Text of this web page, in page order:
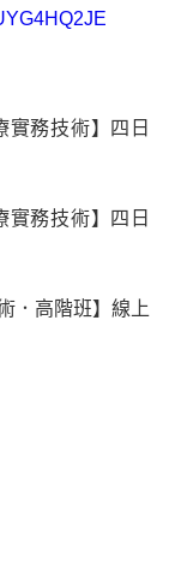
實務技術】四日
實務技術】四日
．高階班】線上